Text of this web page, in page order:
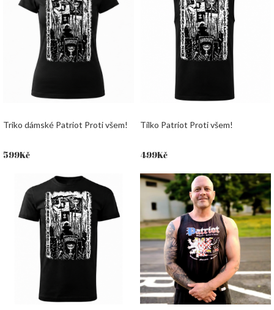
Triko dámské Patriot Proti všem!
599Kč
Tílko Patriot Proti všem!
499Kč